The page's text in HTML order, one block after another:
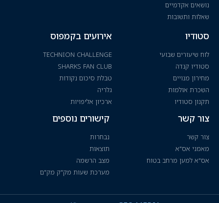
נושאים אקדמיים
שאלות ותשובות
סטודיו
לוח שיעורים שבועי
סטודיו קנדה
מחירון מנויים
השכרת אולמות
תקנון סטודיו
אירועים בקמפוס
TECHNION CHALLENGE
SHARKS FAN CLUB
טבלת סיכום נקודות
גלריה
ארכיון אליפויות
צור קשר
צור קשר
מאמני אס"א
אס"א למען מרחב בטוח
קישורים נוספים
נבחרות
תוצאות
מצב הרשמה
מערכת שעות מק"ק מק"ם